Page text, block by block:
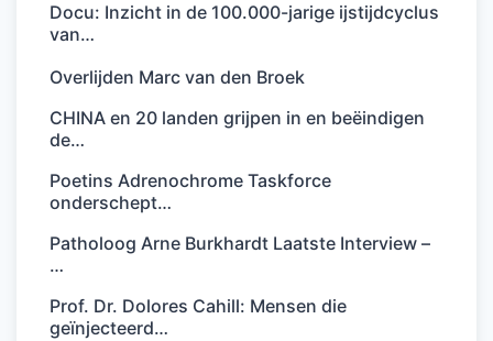
Docu: Inzicht in de 100.000-jarige ijstijdcyclus
van…
Overlijden Marc van den Broek
CHINA en 20 landen grijpen in en beëindigen
de…
Poetins Adrenochrome Taskforce
onderschept…
Patholoog Arne Burkhardt Laatste Interview –
…
Prof. Dr. Dolores Cahill: Mensen die
geïnjecteerd…